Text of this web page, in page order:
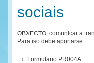
sociais
OBXECTO: comunicar a
Para iso debe aportarse:
Formulario PR004A